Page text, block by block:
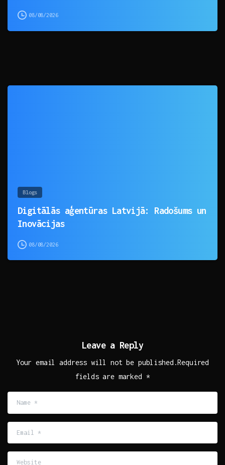
08/08/2026
Blogs
Digitālās aģentūras Latvijā: Radošums un
Inovācijas
08/08/2026
Leave a Reply
Your email address will not be published.Required
fields are marked *
*
Website